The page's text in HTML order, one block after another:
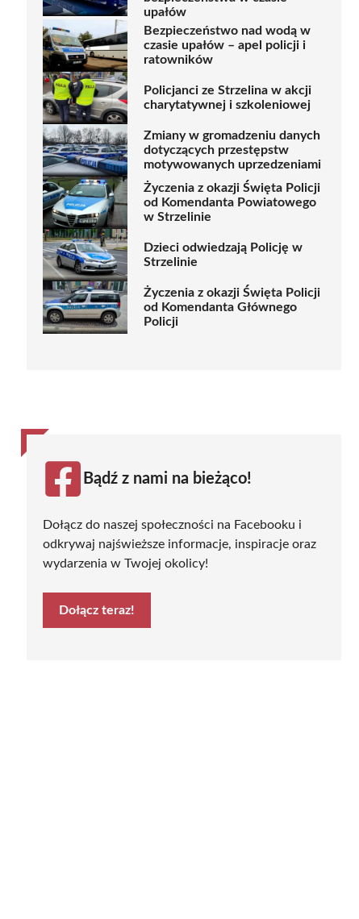
upałów
Bezpieczeństwo nad wodą w
czasie upałów – apel policji i
ratowników
Policjanci ze Strzelina w akcji
charytatywnej i szkoleniowej
Zmiany w gromadzeniu danych
dotyczących przestępstw
motywowanych uprzedzeniami
Życzenia z okazji Święta Policji
od Komendanta Powiatowego
w Strzelinie
Dzieci odwiedzają Policję w
Strzelinie
Życzenia z okazji Święta Policji
od Komendanta Głównego
Policji
Bądź z nami na bieżąco!
Dołącz do naszej społeczności na Facebooku i
odkrywaj najświeższe informacje, inspiracje oraz
wydarzenia w Twojej okolicy!
Dołącz teraz!